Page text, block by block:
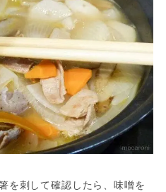
を刺して確認したら、味噌を